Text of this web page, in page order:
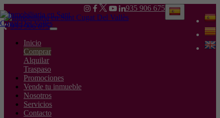
935 906 675
935 906 675
Toggle
Inicio
Comprar
Alquilar
Traspaso
Promociones
Vende tu inmueble
Nosotros
Servicios
Contacto